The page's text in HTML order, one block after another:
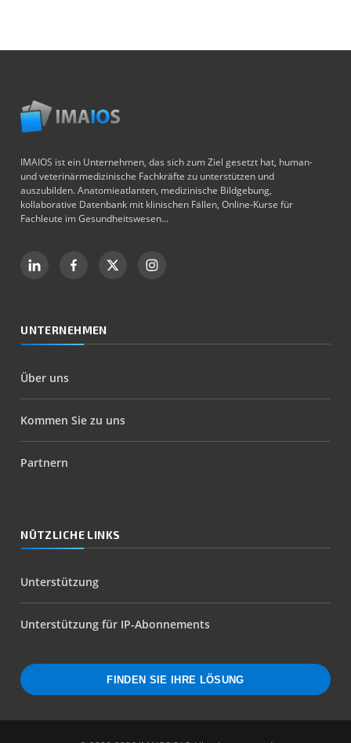
IMAIOS ist ein Unternehmen, das sich zum Ziel gesetzt hat, human-
und veterinärmedizinische Fachkräfte zu unterstützen und
auszubilden. Anatomieatlanten, medizinische Bildgebung,
kollaborative Datenbank mit klinischen Fällen, Online-Kurse für
Fachleute im Gesundheitswesen...
UNTERNEHMEN
Über uns
Kommen Sie zu uns
Partnern
NÜTZLICHE LINKS
Unterstützung
Unterstützung für IP-Abonnements
FINDEN SIE IHRE LÖSUNG